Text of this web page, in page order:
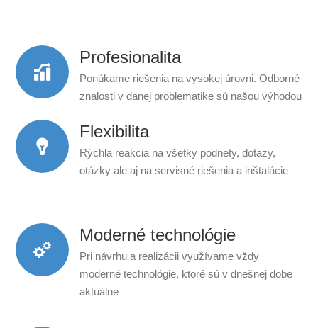
Profesionalita
Ponúkame riešenia na vysokej úrovni. Odborné
znalosti v danej problematike sú našou výhodou
Flexibilita
Rýchla reakcia na všetky podnety, dotazy,
otázky ale aj na servisné riešenia a inštalácie
Moderné technológie
Pri návrhu a realizácii využívame vždy
moderné technológie, ktoré sú v dnešnej dobe
aktuálne